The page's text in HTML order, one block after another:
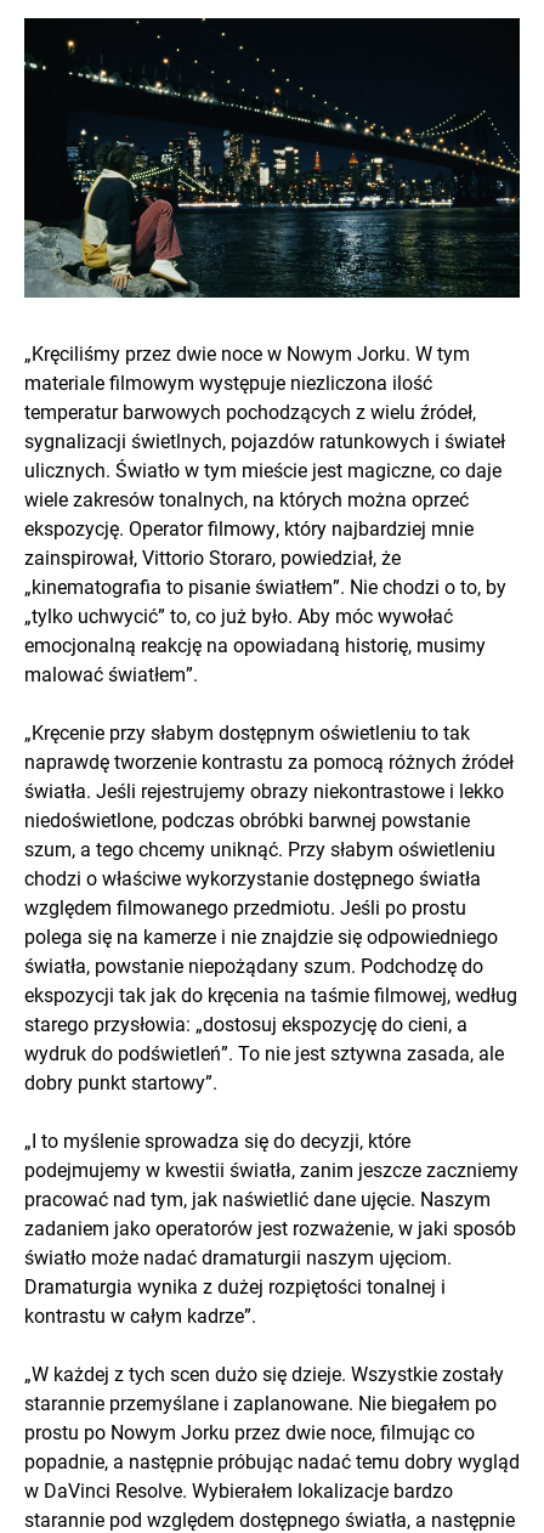
„Kręciliśmy przez dwie noce w Nowym Jorku. W tym
materiale filmowym występuje niezliczona ilość
temperatur barwowych pochodzących z wielu źródeł,
sygnalizacji świetlnych, pojazdów ratunkowych i świateł
ulicznych. Światło w tym mieście jest magiczne, co daje
wiele zakresów tonalnych, na których można oprzeć
ekspozycję. Operator filmowy, który najbardziej mnie
zainspirował, Vittorio Storaro, powiedział, że
„kinematografia to pisanie światłem”. Nie chodzi o to, by
„tylko uchwycić” to, co już było. Aby móc wywołać
emocjonalną reakcję na opowiadaną historię, musimy
malować światłem”.
„Kręcenie przy słabym dostępnym oświetleniu to tak
naprawdę tworzenie kontrastu za pomocą różnych źródeł
światła. Jeśli rejestrujemy obrazy niekontrastowe i lekko
niedoświetlone, podczas obróbki barwnej powstanie
szum, a tego chcemy uniknąć. Przy słabym oświetleniu
chodzi o właściwe wykorzystanie dostępnego światła
względem filmowanego przedmiotu. Jeśli po prostu
polega się na kamerze i nie znajdzie się odpowiedniego
światła, powstanie niepożądany szum. Podchodzę do
ekspozycji tak jak do kręcenia na taśmie filmowej, według
starego przysłowia: „dostosuj ekspozycję do cieni, a
wydruk do podświetleń”. To nie jest sztywna zasada, ale
dobry punkt startowy”.
„I to myślenie sprowadza się do decyzji, które
podejmujemy w kwestii światła, zanim jeszcze zaczniemy
pracować nad tym, jak naświetlić dane ujęcie. Naszym
zadaniem jako operatorów jest rozważenie, w jaki sposób
światło może nadać dramaturgii naszym ujęciom.
Dramaturgia wynika z dużej rozpiętości tonalnej i
kontrastu w całym kadrze”.
„W każdej z tych scen dużo się dzieje. Wszystkie zostały
starannie przemyślane i zaplanowane. Nie biegałem po
prostu po Nowym Jorku przez dwie noce, filmując co
popadnie, a następnie próbując nadać temu dobry wygląd
w DaVinci Resolve. Wybierałem lokalizacje bardzo
starannie pod względem dostępnego światła, a następnie